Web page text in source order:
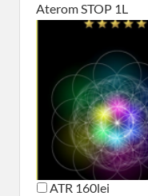
Aterom STOP 1L
ATR 160lei